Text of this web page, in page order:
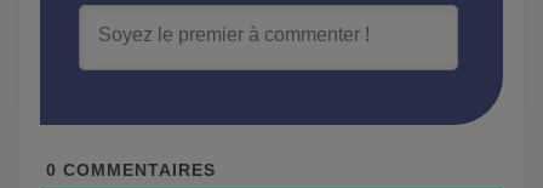
0 COMMENTAIRES